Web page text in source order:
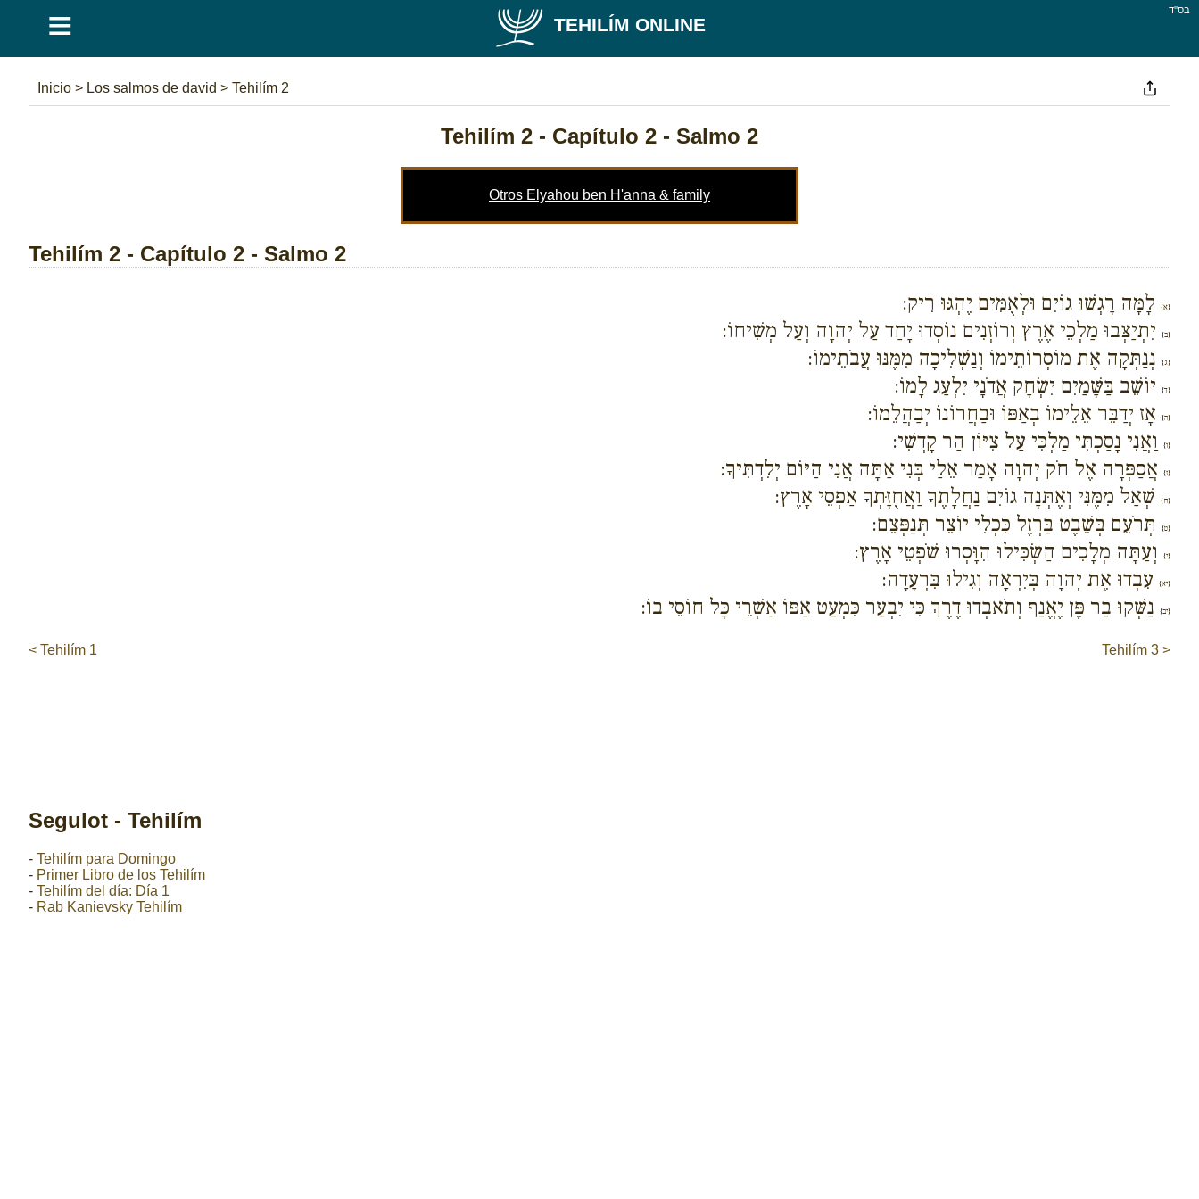
בס''ד ≡ TEHILÍM ONLINE
Inicio > Los salmos de david > Tehilím 2
Tehilím 2 - Capítulo 2 - Salmo 2
Otros Elyahou ben H'anna & family
Tehilím 2 - Capítulo 2 - Salmo 2
{א} לָמָּה רָגְשׁוּ גוֹיִם וּלְאֻמִּים יֶהְגּוּ רִיק:
{ב} יִתְיַצְּבוּ מַלְכֵי אֶרֶץ וְרוֹזְנִים נוֹסְדוּ יָחַד עַל יְהוָה וְעַל מְשִׁיחוֹ:
{ג} נְנַתְּקָה אֶת מוֹסְרוֹתֵימוֹ וְנַשְׁלִיכָה מִמֶּנּוּ עֲבֹתֵימוֹ:
{ד} יוֹשֵׁב בַּשָּׁמַיִם יִשְׂחָק אֲדֹנָי יִלְעַג לָמוֹ:
{ה} אָז יְדַבֵּר אֵלֵימוֹ בְאַפּוֹ וּבַחֲרוֹנוֹ יְבַהֲלֵמוֹ:
{ו} וַאֲנִי נָסַכְתִּי מַלְכִּי עַל צִיּוֹן הַר קָדְשִׁי:
{ז} אֲסַפְּרָה אֶל חֹק יְהוָה אָמַר אֵלַי בְּנִי אַתָּה אֲנִי הַיּוֹם יְלִדְתִּיךָ:
{ח} שְׁאַל מִמֶּנִּי וְאֶתְּנָה גוֹיִם נַחֲלָתֶךָ וַאֲחֻזָּתְךָ אַפְסֵי אָרֶץ:
{ט} תְּרֹעֵם בְּשֵׁבֶט בַּרְזֶל כִּכְלִי יוֹצֵר תְּנַפְּצֵם:
{י} וְעַתָּה מְלָכִים הַשְׂכִּילוּ הִוָּסְרוּ שֹׁפְטֵי אָרֶץ:
{יא} עִבְדוּ אֶת יְהוָה בְּיִרְאָה וְגִילוּ בִּרְעָדָה:
{יב} נַשְּׁקוּ בַר פֶּן יֶאֱנַף וְתֹאבְדוּ דֶרֶךְ כִּי יִבְעַר כִּמְעַט אַפּוֹ אַשְׁרֵי כָּל חוֹסֵי בוֹ:
< Tehilím 1 Tehilím 3 >
Segulot - Tehilím
- Tehilím para Domingo
- Primer Libro de los Tehilím
- Tehilím del día: Día 1
- Rab Kanievsky Tehilím